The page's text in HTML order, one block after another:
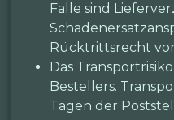
Falle sind
Rücktrittsrecht
Das
Bestellers.
Tagen der